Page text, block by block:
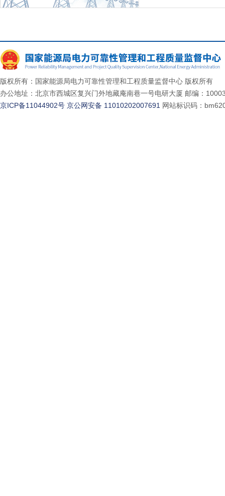
版权所有：国家能源局电力可靠性管理和工程质量监督中心 版权所有
办公地址：北京市西城区复兴门外地藏庵南巷一号电研大厦 邮编：
京ICP备11044902号 京公网安备 11010202007691 网站标识码：